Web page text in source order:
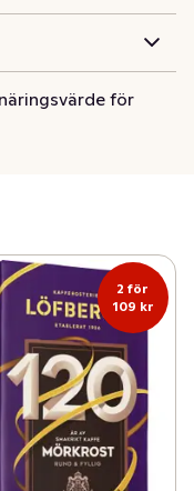
kaffe med en lång
för
2 för
109 kr